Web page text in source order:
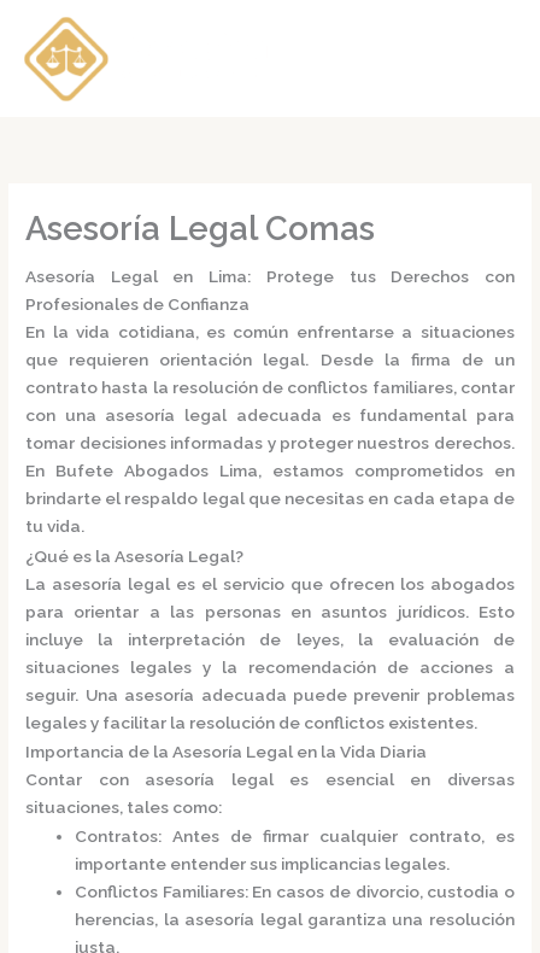
contenido
Asesoría Legal Comas
Asesoría Legal en Lima: Protege tus Derechos con
Profesionales de Confianza
En la vida cotidiana, es común enfrentarse a situaciones
que requieren orientación legal. Desde la firma de un
contrato hasta la resolución de conflictos familiares, contar
con una asesoría legal adecuada es fundamental para
tomar decisiones informadas y proteger nuestros derechos.
En Bufete Abogados Lima, estamos comprometidos en
brindarte el respaldo legal que necesitas en cada etapa de
tu vida.​
¿Qué es la Asesoría Legal?
La asesoría legal es el servicio que ofrecen los abogados
para orientar a las personas en asuntos jurídicos. Esto
incluye la interpretación de leyes, la evaluación de
situaciones legales y la recomendación de acciones a
seguir. Una asesoría adecuada puede prevenir problemas
legales y facilitar la resolución de conflictos existentes.​
Importancia de la Asesoría Legal en la Vida Diaria
Contar con asesoría legal es esencial en diversas
situaciones, tales como:​
Contratos: Antes de firmar cualquier contrato, es
importante entender sus implicancias legales.
Conflictos Familiares: En casos de divorcio, custodia o
herencias, la asesoría legal garantiza una resolución
justa.